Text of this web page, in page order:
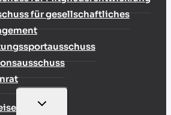
für gesellschaftliches
UNTERMENÜ